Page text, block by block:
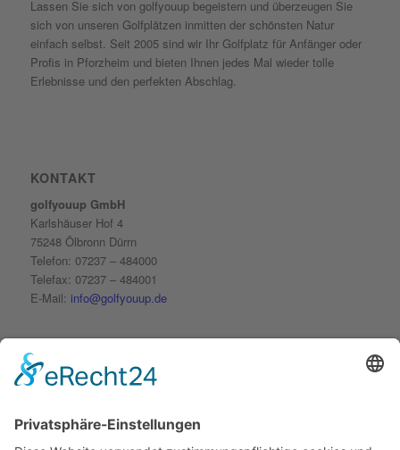
Lassen Sie sich von golfyouup begeistern und überzeugen Sie
sich von unseren Golfplätzen inmitten der schönsten Natur
einfach selbst. Seit 2005 sind wir Ihr Golfplatz für Anfänger oder
Profis in Pforzheim und bieten Ihnen jedes Mal wieder tolle
Erlebnisse und den perfekten Abschlag.
KONTAKT
golfyouup GmbH
Karlshäuser Hof 4
75248 Ölbronn Dürrn
Telefon: 07237 – 484000
Telefax: 07237 – 484001
E-Mail: info@golfyouup.de